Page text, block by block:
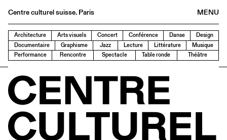
MENU
Centre culturel suisse. Paris
Agenda
Librairie
Archives
Médiathèque
Éditions
Informations
Architecture Arts visuels Concert Conférence Danse
Design
Documentaire
Graphisme Jazz Lecture Littérature
Musique
Performance
Rencontre Spectacle Table ronde Théâtre